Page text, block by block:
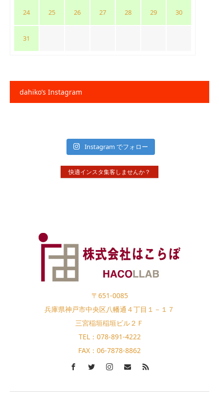
24 25 26 27 28 29 30
31
dahiko’s Instagram
Instagram でフォロー
快適インスタ集客しませんか？
〒651-0085
兵庫県神戸市中央区八幡通４丁目１－１７
三宮稲垣稲垣ビル２Ｆ
TEL：078-891-4222
FAX：06-7878-8862